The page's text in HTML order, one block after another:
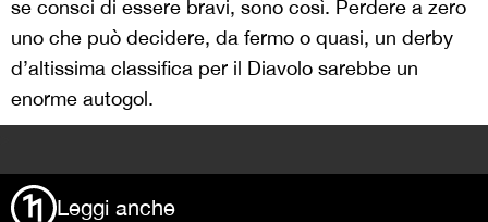
se consci di essere bravi, sono così. Perdere a zero
uno che può decidere, da fermo o quasi, un derby
d’altissima classifica per il Diavolo sarebbe un
enorme autogol.
Leggi anche